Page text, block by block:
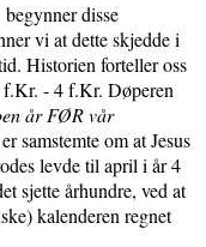
disse
vi at dette skjedde i
Historien forteller oss
f.Kr. - 4 f.Kr. Døperen
år FØR vår
samstemte om at Jesus
levde til april i år 4
sjette århundre, ved at
kalenderen regnet